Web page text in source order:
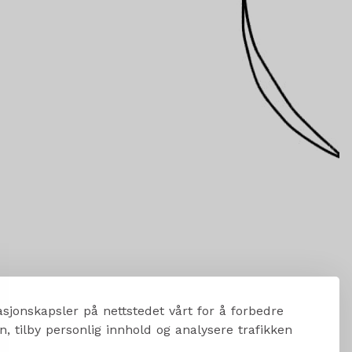
på nettstedet vårt for å forbedre
tilby personlig innhold og analysere trafikken